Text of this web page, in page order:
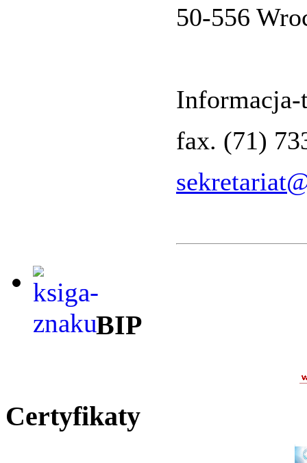
50-556
Informacja-
fax. (71)
BIP
Certyfikaty